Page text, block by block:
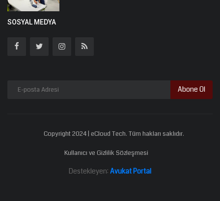
SOSYAL MEDYA
Abone Ol
Copyright 2024 | eCloud Tech. Tüm hakları saklıdır.
Kullanıcı ve Gizlilik Sözleşmesi
Destekleyen: Avukat Portal